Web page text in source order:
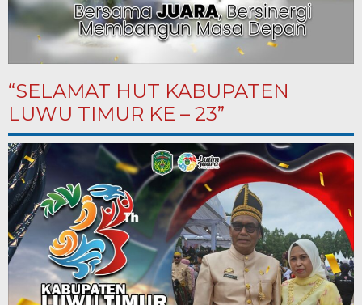
“SELAMAT HUT KABUPATEN
LUWU TIMUR KE – 23”